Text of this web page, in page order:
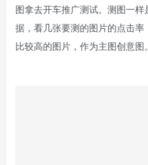
图拿去开车推广测试。测图一
据，看几张要测的图片的点击
比较高的图片，作为主图创意图。